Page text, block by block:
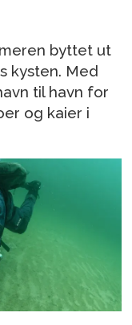
byttet ut
kysten. Med
til havn for
og kaier i